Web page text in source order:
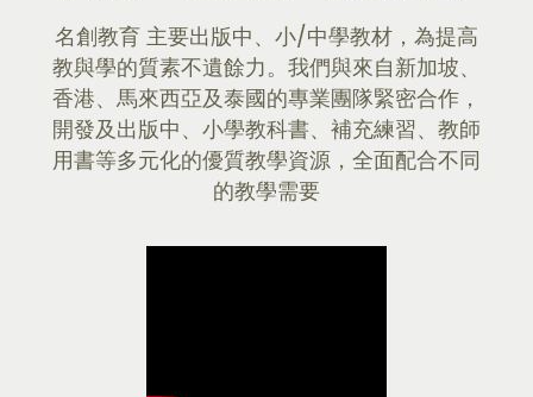
名創教育 主要出版中、小/中學教材，為提高
教與學的質素不遺餘力。我們與來自新加坡、
香港、馬來西亞及泰國的專業團隊緊密合作，
開發及出版中、小學教科書、補充練習、教師
用書等多元化的優質教學資源，全面配合不同
的教學需要